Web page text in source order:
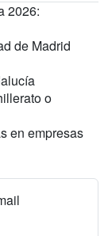
2026:
de Madrid
o
en empresas